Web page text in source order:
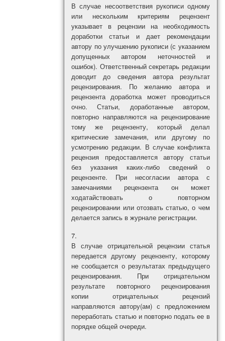
В случае несоответствия рукописи одному
или нескольким критериям рецензент
указывает в рецензии на необходимость
доработки статьи и дает рекомендации
автору по улучшению рукописи (с указанием
допущенных автором неточностей и
ошибок). Ответственный секретарь редакции
доводит до сведения автора результат
рецензирования. По желанию автора и
рецензента доработка может проводиться
очно. Статьи, доработанные автором,
повторно направляются на рецензирование
тому же рецензенту, который делал
критические замечания, или другому по
усмотрению редакции. В случае конфликта
рецензия предоставляется автору статьи
без указания каких-либо сведений о
рецензенте. При несогласии автора с
замечаниями рецензента он может
ходатайствовать о повторном
рецензировании или отозвать статью, о чем
делается запись в журнале регистрации.
В случае отрицательной рецензии статья
передается другому рецензенту, которому
не сообщается о результатах предыдущего
рецензирования. При отрицательном
результате повторного рецензирования
копии отрицательных рецензий
направляются автору(ам) с предложением
переработать статью и повторно подать ее в
порядке общей очереди.